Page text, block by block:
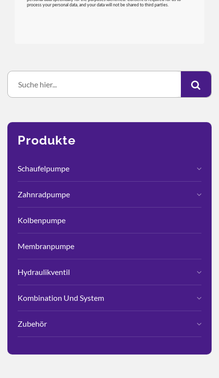
Produkte
Schaufelpumpe
Zahnradpumpe
Kolbenpumpe
Membranpumpe
Hydraulikventil
Kombination Und System
Zubehör